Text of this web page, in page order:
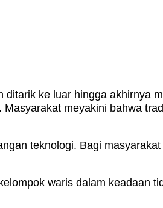
ke luar hingga akhirnya
meyakini bahwa
teknologi. Bagi
waris dalam keadaan